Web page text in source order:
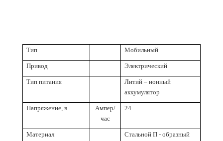
Тип Мобильный
Привод Электрический
Тип питания
Литий – ионный
аккумулятор
Напряжение, в
Ампер/
час
24
Материал
Стальной П - образный